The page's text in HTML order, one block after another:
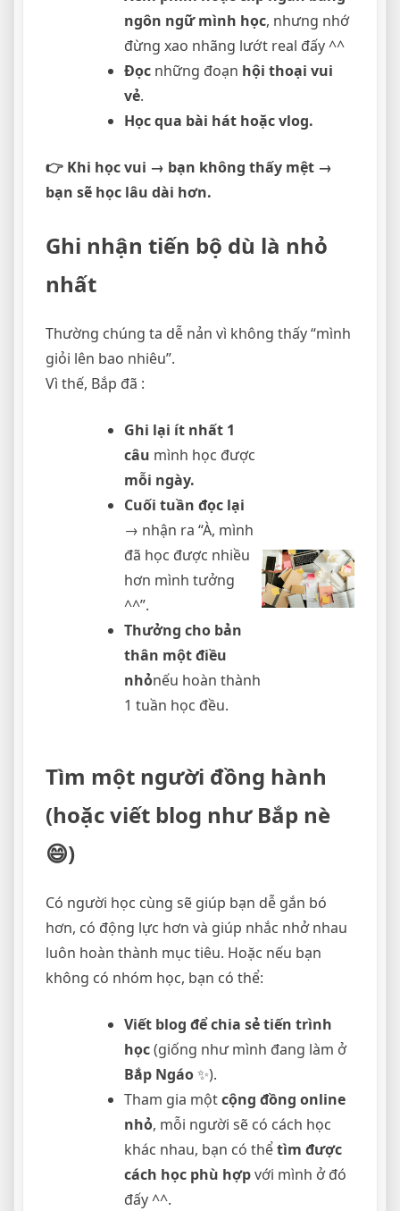
ngôn ngữ mình học, nhưng nhớ
đừng xao nhãng lướt real đấy ^^
Đọc những đoạn hội thoại vui
vẻ.
Học qua bài hát hoặc vlog.
👉 Khi học vui → bạn không thấy mệt →
bạn sẽ học lâu dài hơn.
Ghi nhận tiến bộ dù là nhỏ
nhất
Thường chúng ta dễ nản vì không thấy “mình
giỏi lên bao nhiêu”.
Vì thế, Bắp đã :
Ghi lại ít nhất 1
câu mình học được
mỗi ngày.
Cuối tuần đọc lại
→ nhận ra “À, mình
đã học được nhiều
hơn mình tưởng
^^”.
Thưởng cho bản
thân một điều
nhỏnếu hoàn thành
1 tuần học đều.
Tìm một người đồng hành
(hoặc viết blog như Bắp nè
😄)
Có người học cùng sẽ giúp bạn dễ gắn bó
hơn, có động lực hơn và giúp nhắc nhở nhau
luôn hoàn thành mục tiêu. Hoặc nếu bạn
không có nhóm học, bạn có thể:
Viết blog để chia sẻ tiến trình
học(giống như mình đang làm ở
Bắp Ngáo✨).
Tham gia mộtcộng đồng online
nhỏ, mỗi người sẽ có cách học
khác nhau, bạn có thểtìm được
cách học phù hợpvới mình ở đó
đấy ^^.